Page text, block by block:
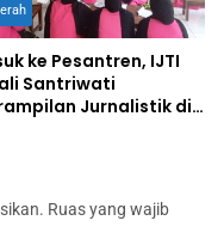
ke Pesantren, IJTI
Santriwati
Jurnalistik di
Ruas yang wajib